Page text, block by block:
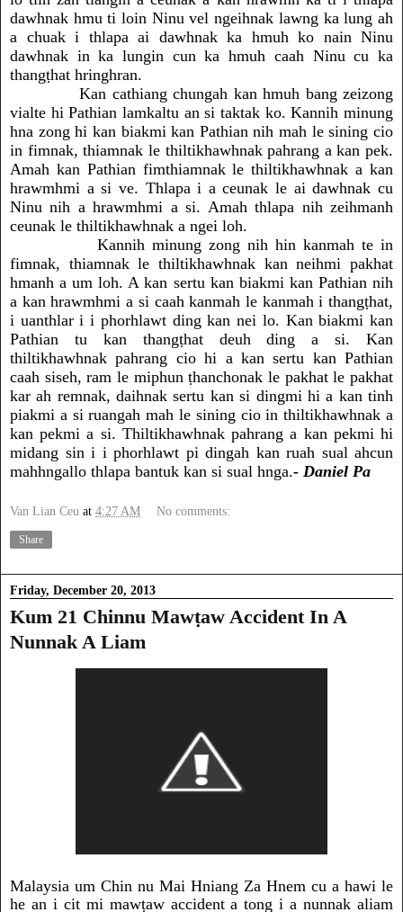
dawhnak hmu ti loin Ninu vel ngeihnak lawng ka lung ah
a chuak i thlapa ai dawhnak ka hmuh ko nain Ninu
dawhnak in ka lungin cun ka hmuh caah Ninu cu ka
thangṭhat hringhran.
Kan cathiang chungah kan hmuh bang zeizong
vialte hi Pathian lamkaltu an si taktak ko. Kannih minung
hna zong hi kan biakmi kan Pathian nih mah le sining cio
in fimnak, thiamnak le thiltikhawhnak pahrang a kan pek.
Amah kan Pathian fimthiamnak le thiltikhawhnak a kan
hrawmhmi a si ve. Thlapa i a ceunak le ai dawhnak cu
Ninu nih a hrawmhmi a si. Amah thlapa nih zeihmanh
ceunak le thiltikhawhnak a ngei loh.
Kannih minung zong nih hin kanmah te in
fimnak, thiamnak le thiltikhawhnak kan neihmi pakhat
hmanh a um loh. A kan sertu kan biakmi kan Pathian nih
a kan hrawmhmi a si caah kanmah le kanmah i thangṭhat,
i uanthlar i i phorhlawt ding kan nei lo. Kan biakmi kan
Pathian tu kan thangṭhat deuh ding a si. Kan
thiltikhawhnak pahrang cio hi a kan sertu kan Pathian
caah siseh, ram le miphun ṭhanchonak le pakhat le pakhat
kar ah remnak, daihnak sertu kan si dingmi hi a kan tinh
piakmi a si ruangah mah le sining cio in thiltikhawhnak a
kan pekmi a si. Thiltikhawhnak pahrang a kan pekmi hi
midang sin i i phorhlawt pi dingah kan ruah sual ahcun
mahhngallo thlapa bantuk kan si sual hnga.- Daniel Pa
Van Lian Ceu at 4:27 AM No comments:
Share
Friday, December 20, 2013
Kum 21 Chinnu Mawṭaw Accident In A
Nunnak A Liam
Malaysia um Chin nu Mai Hniang Za Hnem cu a hawi le
he an i cit mi mawṭaw accident a tong i a nunnak aliam